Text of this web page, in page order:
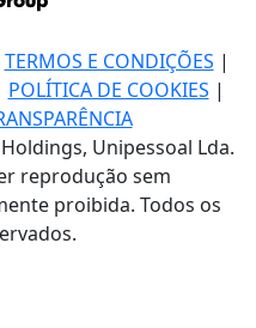
TERMOS E CONDIÇÕES |
POLÍTICA DE COOKIES |
Unipessoal Lda.
reprodução sem
proibida. Todos os